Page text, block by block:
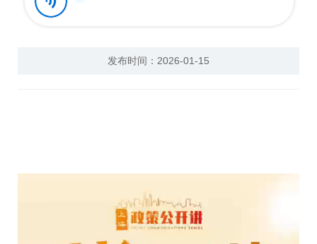
发布时间：2026-01-15